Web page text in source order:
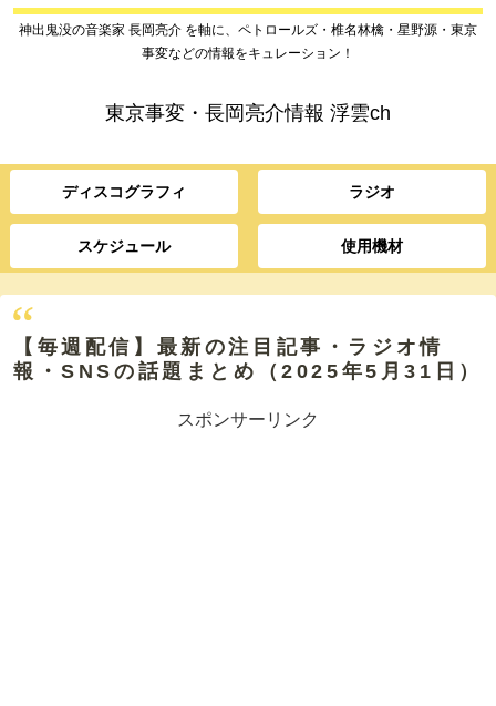
神出鬼没の音楽家 長岡亮介 を軸に、ペトロールズ・椎名林檎・星野源・東京
事変などの情報をキュレーション！
東京事変・長岡亮介情報 浮雲ch
ディスコグラフィ ラジオ
スケジュール 使用機材
【毎週配信】最新の注目記事・ラジオ情
報・SNSの話題まとめ（2025年5月31日）
スポンサーリンク